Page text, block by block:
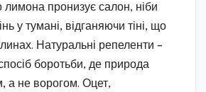
лимона пронизує салон, ніби
у тумані, відганяючи тіні, що
Натуральні репеленти –
боротьби, де природа
а не ворогом. Оцет,